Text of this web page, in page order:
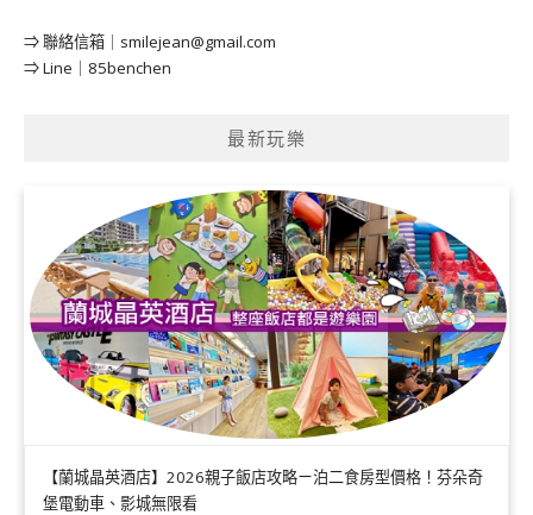
⇒ 聯絡信箱｜ smilejean@gmail.com
⇒ Line｜85benchen
最新玩樂
【蘭城晶英酒店】2026親子飯店攻略ㄧ泊二食房型價格！芬朵奇
堡電動車、影城無限看